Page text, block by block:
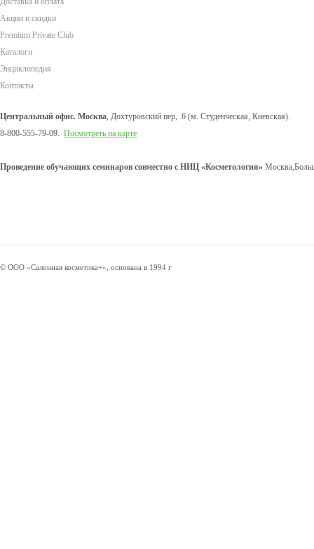
Акции и скидки
Premium Private Club
Каталоги
Энциклопедия
Контакты
Центральный офис. Москва, Дохтуровский пер, 6 (м. Студенческая, Киевская).
8-800-555-79-09. Посмотреть на карте
Проведение обучающих семинаров совместно с НИЦ «Косметология»
© ООО «Салонная косметика+», основана в 1994 г